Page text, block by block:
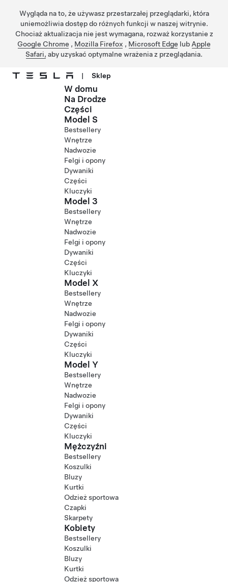
Wygląda na to, że używasz przestarzałej przeglądarki, która
uniemożliwia dostęp do różnych funkcji w naszej witrynie.
Chociaż aktualizacja nie jest wymagana, rozważ korzystanie z
Google Chrome , Mozilla Firefox , Microsoft Edge lub Apple
Safari, aby uzyskać optymalne wrażenia z przeglądania.
Przejdź do głównej zawartości
| Sklep
W domu
Na Drodze
Części
Model S
Bestsellery
Wnętrze
Nadwozie
Felgi i opony
Dywaniki
Części
Kluczyki
Model 3
Bestsellery
Wnętrze
Nadwozie
Felgi i opony
Dywaniki
Części
Kluczyki
Model X
Bestsellery
Wnętrze
Nadwozie
Felgi i opony
Dywaniki
Części
Kluczyki
Model Y
Bestsellery
Wnętrze
Nadwozie
Felgi i opony
Dywaniki
Części
Kluczyki
Mężczyźni
Bestsellery
Koszulki
Bluzy
Kurtki
Odzież sportowa
Czapki
Skarpety
Kobiety
Bestsellery
Koszulki
Bluzy
Kurtki
Odzież sportowa